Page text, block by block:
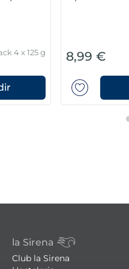
€ Pack 4 un
Añadir
la Sirena
Club la Sirena